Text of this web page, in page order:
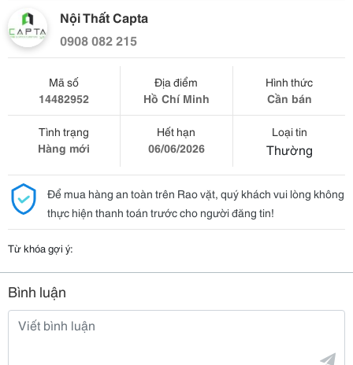
Nội Thất Capta
0908 082 215
Mã số
14482952
Địa điểm
Hồ Chí Minh
Hình thức
Cần bán
Tình trạng
Hàng mới
Hết hạn
06/06/2026
Loại tin
Thường
Để mua hàng an toàn trên Rao vặt, quý khách vui lòng không
thực hiện thanh toán trước cho người đăng tin!
Từ khóa gợi ý:
Bình luận